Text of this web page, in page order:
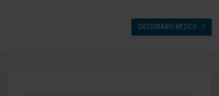
DICCIONARIO MÉDICO